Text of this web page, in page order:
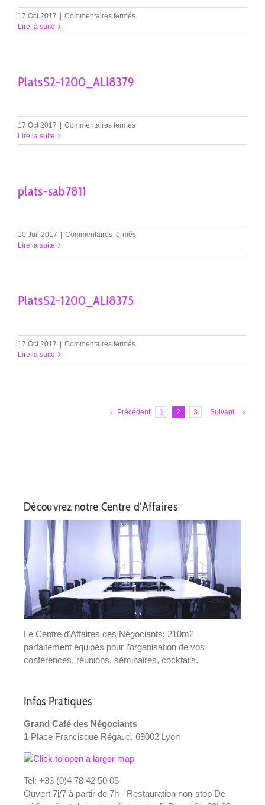
17 Oct 2017 Commentaires ferméssur
1200_ALI8470
Lire la suite
PlatsS2-1200_ALI8379
17 Oct 2017 Commentaires ferméssur
1200_ALI8379
Lire la suite
plats-sab7811
10 Juil 2017 Commentaires ferméssur
sab7811
Lire la suite
PlatsS2-1200_ALI8375
17 Oct 2017 Commentaires ferméssur
1200_ALI8375
Lire la suite
Précédent 1 2 3 Suivant
Découvrez notre Centre d’Affaires
Le Centre d'Affaires des Négociants: 210m2
parfaitement équipés pour l’organisation de vos
conférences, réunions, séminaires, cocktails.
Infos Pratiques
Grand Café des Négociants
1 Place Francisque Régaud, 69002 Lyon
Tel: +33 (0)4 78 42 50 05
Ouvert 7j/7 à partir de 7h - Restauration non-stop De